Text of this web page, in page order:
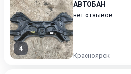
4
АВТОБАН
нет отзывов
Красноярск